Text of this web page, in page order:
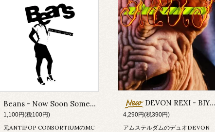
Beans - Now Soon Someday
1,100円(税100円)
元ANTIPOP CONSORTIUMのMC
DEVON REXI - BIYA BA MAN
4,290円(税390円)
アムステルダムのデュオDEVON